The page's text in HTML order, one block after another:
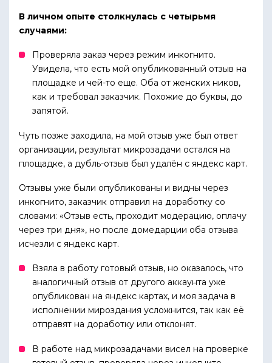
В личном опыте столкнулась с четырьмя
случаями:
Проверяла заказ через режим инкогнито.
Увидела, что есть мой опубликованный отзыв на
площадке и чей-то еще. Оба от женских ников,
как и требовал заказчик. Похожие до буквы, до
запятой.
Чуть позже заходила, на мой отзыв уже был ответ
организации, результат микрозадачи остался на
площадке, а дубль-отзыв был удалён с яндекс карт.
Отзывы уже были опубликованы и видны через
инкогнито, заказчик отправил на доработку со
словами: «Отзыв есть, проходит модерацию, оплачу
через три дня», но после домедарции оба отзыва
исчезли с яндекс карт.
Взяла в работу готовый отзыв, но оказалось, что
аналогичный отзыв от другого аккаунта уже
опубликован на яндекс картах, и моя задача в
исполнении мироздания усложнится, так как её
отправят на доработку или отклонят.
В работе над микрозадачами висел на проверке